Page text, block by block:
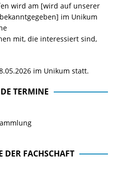
wird am [wird auf unserer
bekanntgegeben] im Unikum
mit, die interessiert sind,
im Unikum statt.
TERMINE
DER FACHSCHAFT